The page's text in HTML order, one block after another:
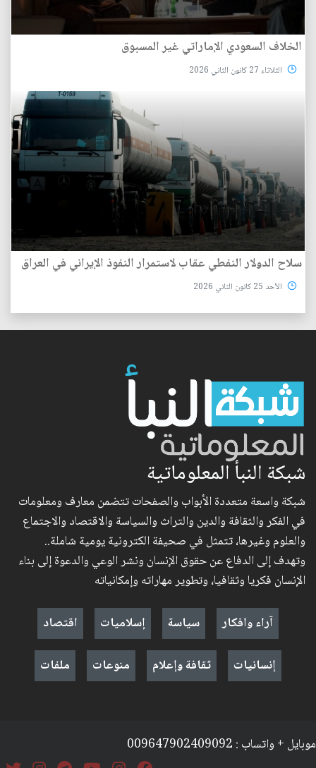
الخلاف السعودي الإماراتي غير المسبوق
الثلاثاء 27 كانون الثاني 2026
سلاح الدولار النفطي عقاب لاستمرار النفوذ الإيراني في العراق
الأحد 25 كانون الثاني 2026
شبكة النبأ المعلوماتية
شبكة واسعة متعددة الأبواب والصفحات تتضمن معارف ومعلومات
في الفكر والثقافة والدين والتراث والسياسة والاقتصاد والاجتماع
والعلوم وغيرها، تتمثل في صحيفة الكترونية يومية شاملة..
وتهدف إلى الدفاع عن حقوق الإنسان ونشر الوعي والدعوة إلى بناء
الإنسان فكريا وثقافيا، وتطوير مهاراته وإمكانياته
آراء وافكار
سياسة إسلاميات
اقتصاد
إنسانيات
ثقافة وإعلام منوعات ملفات
موبايل + واتساب : 009647902409092